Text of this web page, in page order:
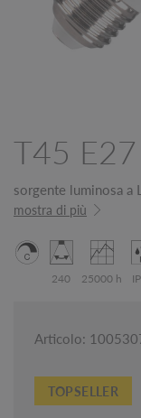
T45 E27
sorgente luminosa a
mostra di più
240 25000 h
Articolo:
TOPSELLER